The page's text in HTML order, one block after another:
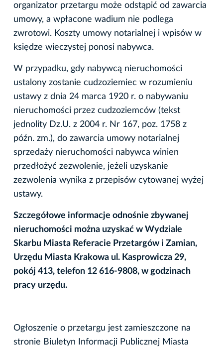
organizator przetargu może odstąpić od zawarcia
umowy, a wpłacone wadium nie podlega
zwrotowi. Koszty umowy notarialnej i wpisów w
księdze wieczystej ponosi nabywca.
W przypadku, gdy nabywcą nieruchomości
ustalony zostanie cudzoziemiec w rozumieniu
ustawy z dnia 24 marca 1920 r. o nabywaniu
nieruchomości przez cudzoziemców (tekst
jednolity Dz.U. z 2004 r. Nr 167, poz. 1758 z
późn. zm.), do zawarcia umowy notarialnej
sprzedaży nieruchomości nabywca winien
przedłożyć zezwolenie, jeżeli uzyskanie
zezwolenia wynika z przepisów cytowanej wyżej
ustawy.
Szczegółowe informacje odnośnie zbywanej
nieruchomości można uzyskać w Wydziale
Skarbu Miasta Referacie Przetargów i Zamian,
Urzędu Miasta Krakowa ul. Kasprowicza 29,
pokój 413, telefon 12 616-9808, w godzinach
pracy urzędu.
Ogłoszenie o przetargu jest zamieszczone na
stronie Biuletyn Informacji Publicznej Miasta